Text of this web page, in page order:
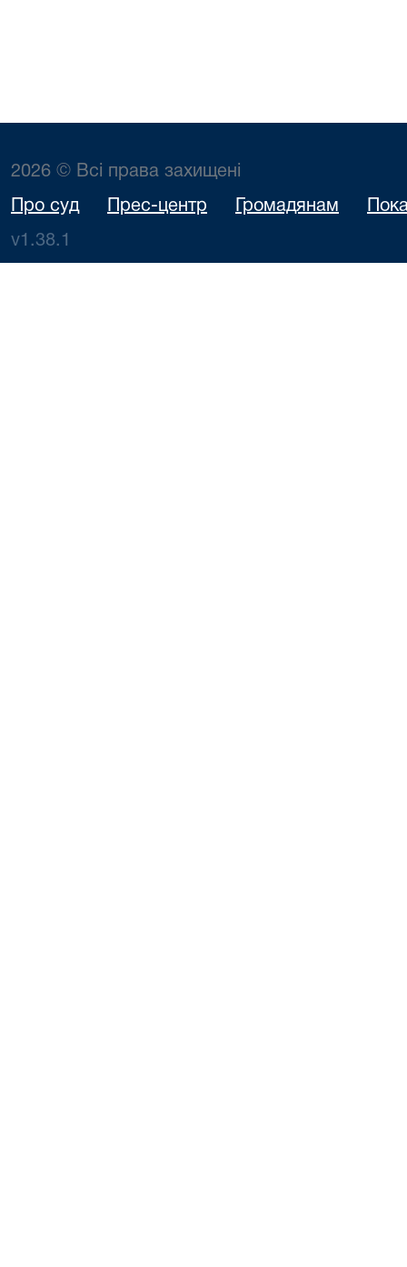
2026 © Всі права захищені
Про суд Прес-центр Громадянам
v1.38.1